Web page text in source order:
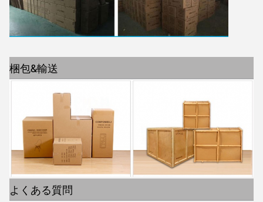
梱包&輸送
よくある質問